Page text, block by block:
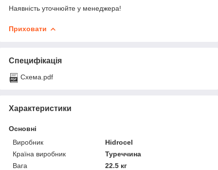
Наявність уточнюйте у менеджера!
Приховати
Специфікація
Схема.pdf
Характеристики
Основні
Виробник
Hidrocel
Країна виробник
Туреччина
Вага
22.5 кг